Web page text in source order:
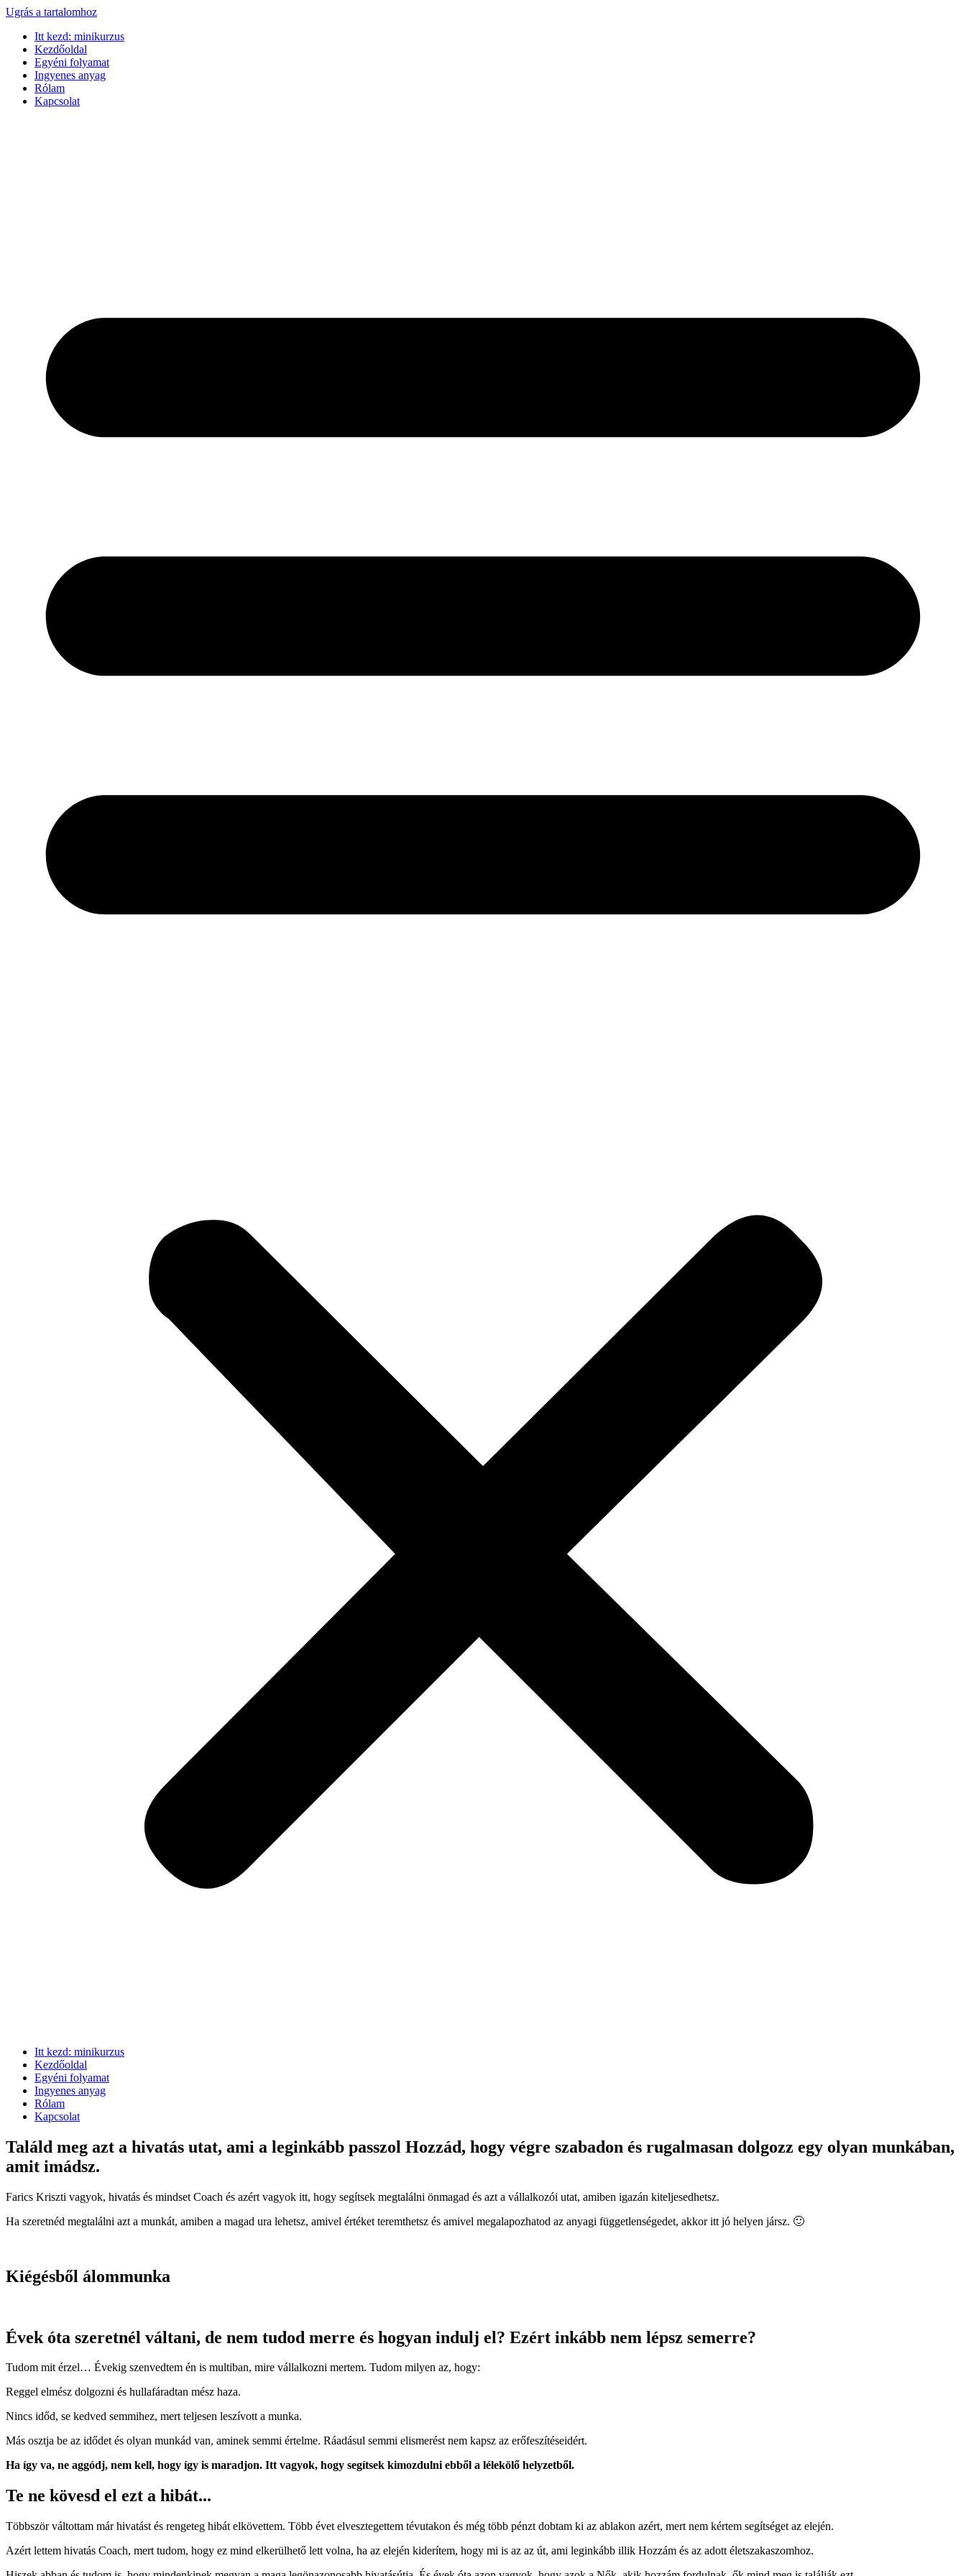
Ugrás a tartalomhoz
Itt kezd: minikurzus
Kezdőoldal
Egyéni folyamat
Ingyenes anyag
Rólam
Kapcsolat
Itt kezd: minikurzus
Kezdőoldal
Egyéni folyamat
Ingyenes anyag
Rólam
Kapcsolat
Találd meg azt a hivatás utat, ami a leginkább passzol Hozzád, hogy végre szabadon és rugalmasan dolgozz egy olyan munkában,
amit imádsz.
Farics Kriszti vagyok, hivatás és mindset Coach és azért vagyok itt, hogy segítsek megtalálni önmagad és azt a vállalkozói utat, amiben igazán kiteljesedhetsz.
Ha szeretnéd megtalálni azt a munkát, amiben a magad ura lehetsz, amivel értéket teremthetsz és amivel megalapozhatod az anyagi függetlenségedet, akkor itt jó helyen jársz. 🙂
Kiégésből álommunka
Évek óta szeretnél váltani, de nem tudod merre és hogyan indulj el? Ezért inkább nem lépsz semerre?
Tudom mit érzel… Évekig szenvedtem én is multiban, mire vállalkozni mertem. Tudom milyen az, hogy:
Reggel elmész dolgozni és hullafáradtan mész haza.
Nincs időd, se kedved semmihez, mert teljesen leszívott a munka.
Más osztja be az idődet és olyan munkád van, aminek semmi értelme. Ráadásul semmi elismerést nem kapsz az erőfeszítéseidért.
Ha így va, ne aggódj, nem kell, hogy így is maradjon. Itt vagyok, hogy segítsek kimozdulni ebből a lélekölő helyzetből.
Te ne kövesd el ezt a hibát...
Többször váltottam már hivatást és rengeteg hibát elkövettem. Több évet elvesztegettem tévutakon és még több pénzt dobtam ki az ablakon azért, mert nem kértem segítséget az elején.
Azért lettem hivatás Coach, mert tudom, hogy ez mind elkerülhető lett volna, ha az elején kiderítem, hogy mi is az az út, ami leginkább illik Hozzám és az adott életszakaszomhoz.